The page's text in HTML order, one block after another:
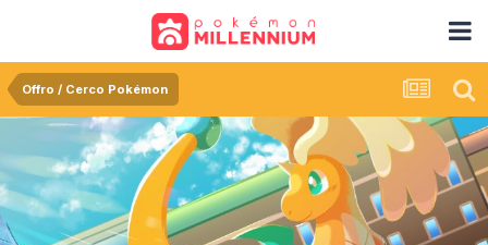
Offro / Cerco Pokémon